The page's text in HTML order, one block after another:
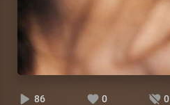
86 0 0